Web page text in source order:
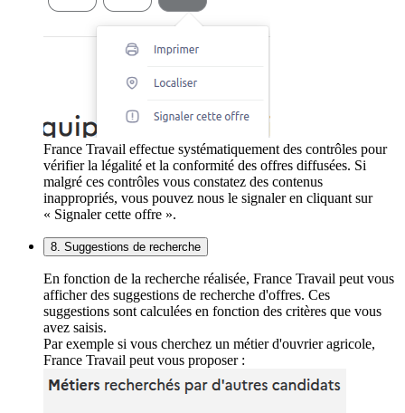
France Travail effectue systématiquement des contrôles pour
vérifier la légalité et la conformité des offres diffusées. Si
malgré ces contrôles vous constatez des contenus
inappropriés, vous pouvez nous le signaler en cliquant sur
« Signaler cette offre ».
8. Suggestions de recherche
En fonction de la recherche réalisée, France Travail peut vous
afficher des suggestions de recherche d'offres. Ces
suggestions sont calculées en fonction des critères que vous
avez saisis.
Par exemple si vous cherchez un métier d'ouvrier agricole,
France Travail peut vous proposer :